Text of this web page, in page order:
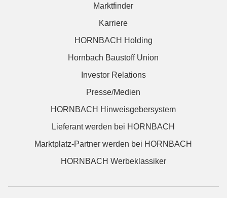
Marktfinder
Karriere
HORNBACH Holding
Hornbach Baustoff Union
Investor Relations
Presse/Medien
HORNBACH Hinweisgebersystem
Lieferant werden bei HORNBACH
Marktplatz-Partner werden bei HORNBACH
HORNBACH Werbeklassiker